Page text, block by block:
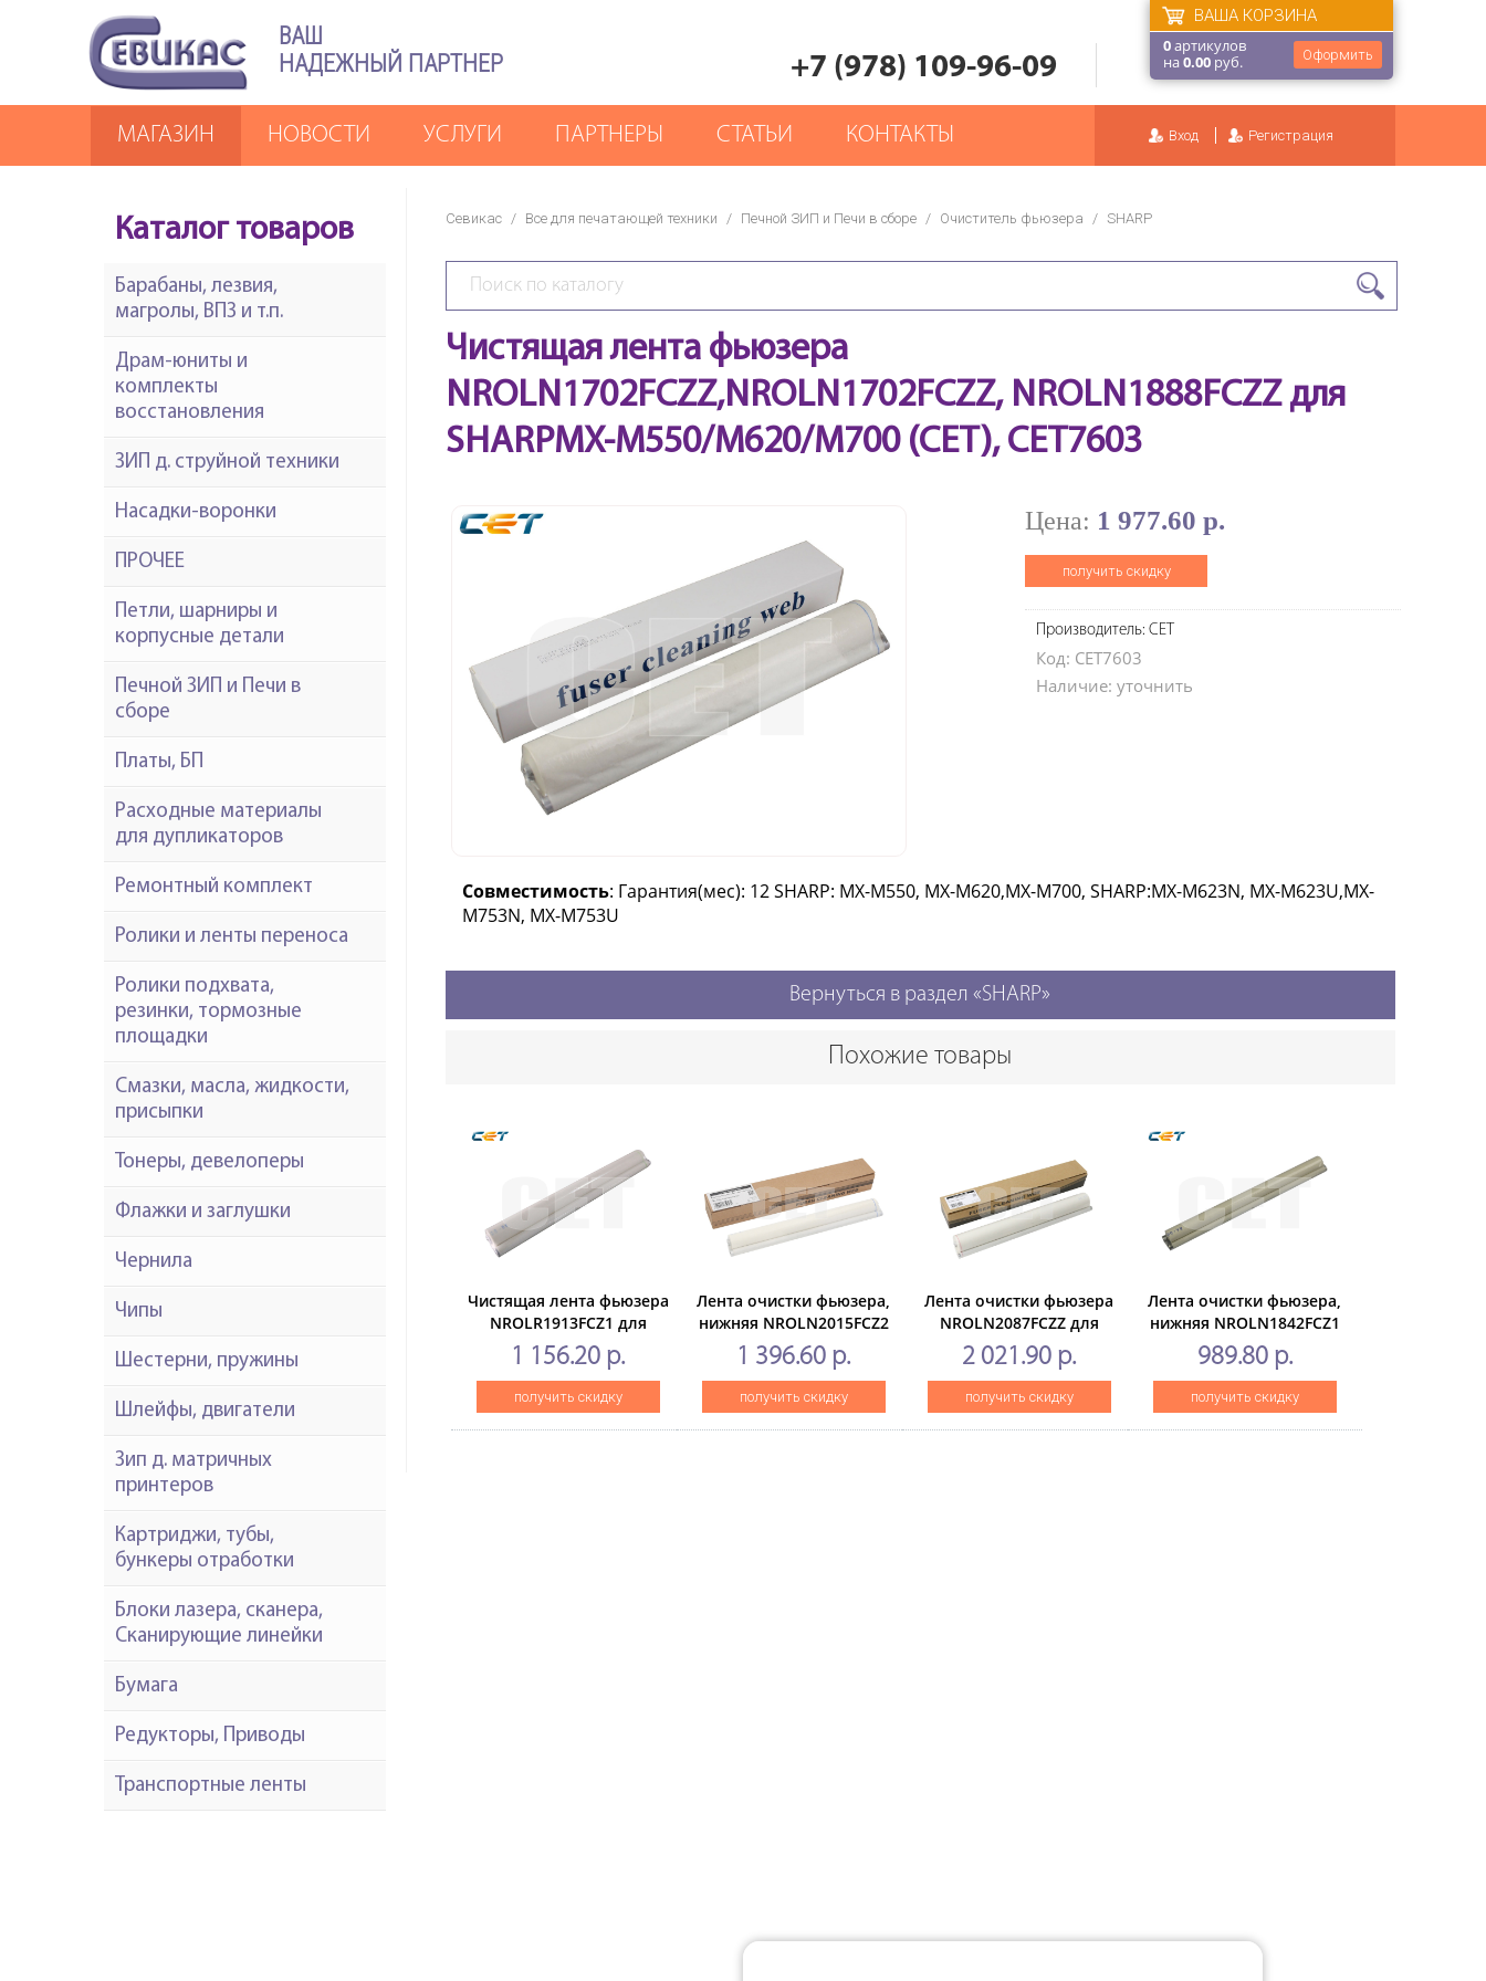
ВАШ
НАДЕЖНЫЙ ПАРТНЕР
+7 (978) 109-96-09 Оформить
ВАША КОРЗИНА
0артикулов
на0.00 руб.
Вход Регистрация
МАГАЗИН НОВОСТИ УСЛУГИ ПАРТНЕРЫ СТАТЬИ КОНТАКТЫ
Севикас / Все для печатающей техники / Печной ЗИП и Печи в сборе / Очиститель фьюзера / SHARP
Чистящая лента фьюзера
NROLN1702FCZZ,NROLN1702FCZZ, NROLN1888FCZZ для
SHARPMX-M550/M620/M700 (CET), CET7603
Цена: 1 977.60 р.
получить скидку
Производитель: CET
Код: CET7603
Наличие: уточнить
Совместимость: Гарантия(мес): 12 SHARP: MX-M550, MX-M620,MX-M700, SHARP:MX-M623N, MX-M623U,MX-
M753N, MX-M753U
Вернуться в раздел «SHARP»
Похожие товары
Чистящая лента фьюзера
NROLR1913FCZ1 для
SHARPMX-
4110N/4111N/5110N/5111N/4112N/5112N
(CET), CET7692
1 156.20 р.
получить скидку
Лента очистки фьюзера,
нижняя NROLN2015FCZ2
для SHARPMX-
M654N/M754N/M6508/M7508
(CET), CET231005
1 396.60 р.
получить скидку
Лента очистки фьюзера
NROLN2087FCZZ для
SHARPMX-
M754N/654N/6508 (CET),
CET231002
2 021.90 р.
получить скидку
Лента очистки фьюзера,
нижняя NROLN1842FCZ1
для SHARPMX-
M623N/M623U/M753N/M753U
(CET), CET7652
989.80 р.
получить скидку
Каталог товаров
Барабаны, лезвия,
магролы, ВПЗ и т.п.
Драм-юниты и
комплекты
восстановления
ЗИП д. струйной техники
Насадки-воронки
ПРОЧЕЕ
Петли, шарниры и
корпусные детали
Печной ЗИП и Печи в
сборе
Платы, БП
Расходные материалы
для дупликаторов
Ремонтный комплект
Ролики и ленты переноса
Ролики подхвата,
резинки, тормозные
площадки
Смазки, масла, жидкости,
присыпки
Тонеры, девелоперы
Флажки и заглушки
Чернила
Чипы
Шестерни, пружины
Шлейфы, двигатели
Зип д. матричных
принтеров
Картриджи, тубы,
бункеры отработки
Блоки лазера, сканера,
Сканирующие линейки
Бумага
Редукторы, Приводы
Транспортные ленты